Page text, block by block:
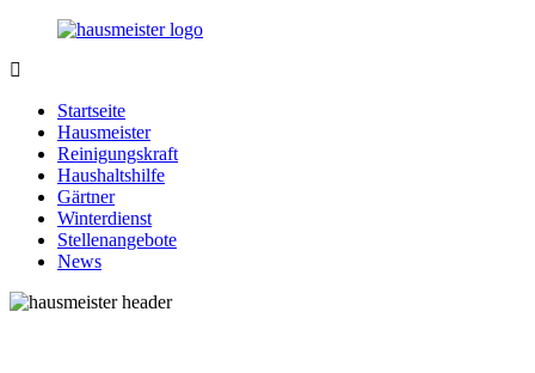
Zurück
Inhalt
Hausmeister.de
rund
Ihren
Haushalt
Startseite
Hausmeister
Reinigungskraft
Haushaltshilfe
Gärtner
Winterdienst
Stellenangebote
News